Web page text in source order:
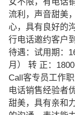
流利，声音甜美
心，具有良好的
行电话邀约客户
待遇：试用期：
月） 转 正：
Call客专员工作
电话销售经验者
甜美，具有亲和